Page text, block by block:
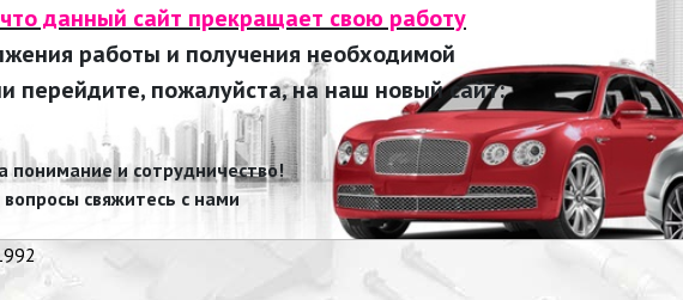
данный сайт прекращает свою работу
работы и получения необходимой
перейдите, пожалуйста, на наш новый сайт:
понимание и сотрудничество!
вопросы свяжитесь с нами